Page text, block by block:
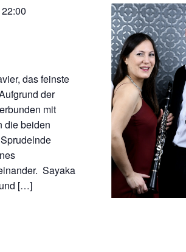
22:00
das feinste
der
mit
die beiden
Sayaka
[…]